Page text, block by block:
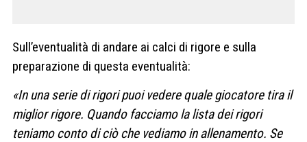
Sull’eventualità di andare ai calci di rigore e sulla
preparazione di questa eventualità:
«In una serie di rigori puoi vedere quale giocatore tira il
miglior rigore. Quando facciamo la lista dei rigori
teniamo conto di ciò che vediamo in allenamento. Se